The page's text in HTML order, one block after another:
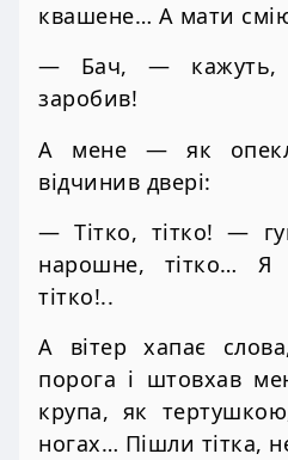
квашене… А мати
— Бач, — кажуть,
заробив!
А мене — як
відчинив двері:
— Тітко, тітко! —
нарошне, тітко…
тітко!..
А вітер хапає
порога і штовхав
крупа, як
ногах… Пішли тітка,